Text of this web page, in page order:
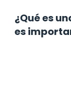
¿Qué es
es